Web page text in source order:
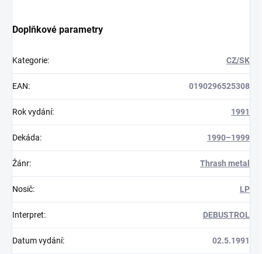
Doplňkové parametry
Kategorie: CZ/SK
EAN: 0190296525308
Rok vydání: 1991
Dekáda: 1990–1999
Žánr: Thrash metal
Nosič: LP
Interpret: DEBUSTROL
Datum vydání: 02.5.1991